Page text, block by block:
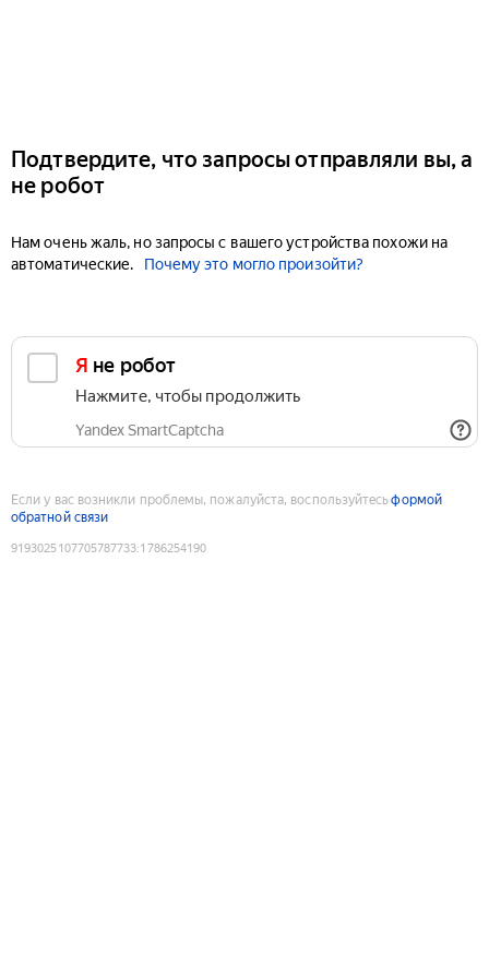
Подтвердите, что запросы отправляли вы, а
не робот
Нам очень жаль, но запросы с вашего устройства похожи на
автоматические.
Почему это могло произойти?
Я не робот
Нажмите, чтобы продолжить
Yandex SmartCaptcha
Если у вас возникли проблемы, пожалуйста, воспользуйтесьформой
обратной связи
9193025107705787733:1786254190